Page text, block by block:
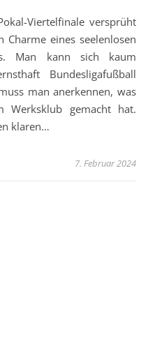
Viertelfinale versprüht
Charme eines seelenlosen
Man kann sich kaum
Bundesligafußball
man anerkennen, was
Werksklub gemacht hat.
klaren…
7. Februar 2024